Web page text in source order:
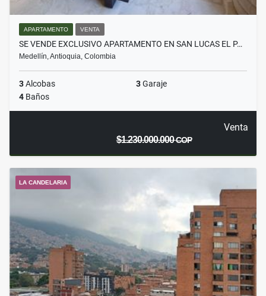
APARTAMENTO VENTA
SE VENDE EXCLUSIVO APARTAMENTO EN SAN LUCAS EL P…
Medellín, Antioquia, Colombia
3Alcobas 3Garaje
4 Baños
Venta
$1.230.000.000COP
LA CANDELARIA